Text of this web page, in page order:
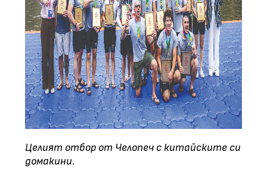
Целият отбор от Челопеч с китайските си
домакини.